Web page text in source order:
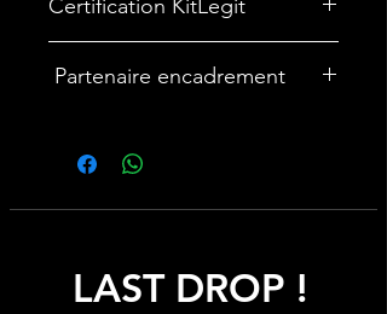
Certification KitLegit
Partenaire encadrement
🎨Vous souhaitez encadrer votre
maillot ? Nous avons un partenariat
My Goat propose des cadres pour
maillot de foot personnalisables avec
LAST DROP !